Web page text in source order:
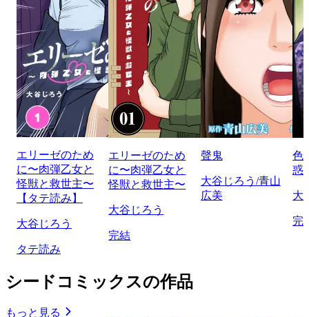
エリーゼのため
に〜肉弾乙女と
怪獣と救世主〜
【タテ読み】
大谷じろう
タテ読み
エリーゼのため
に〜肉弾乙女と
怪獣と救世主〜
大谷じろう
完結
聲鬼
大谷じろう/青山
広美
色
惑
大
完
シードコミックスの作品
もっと見る